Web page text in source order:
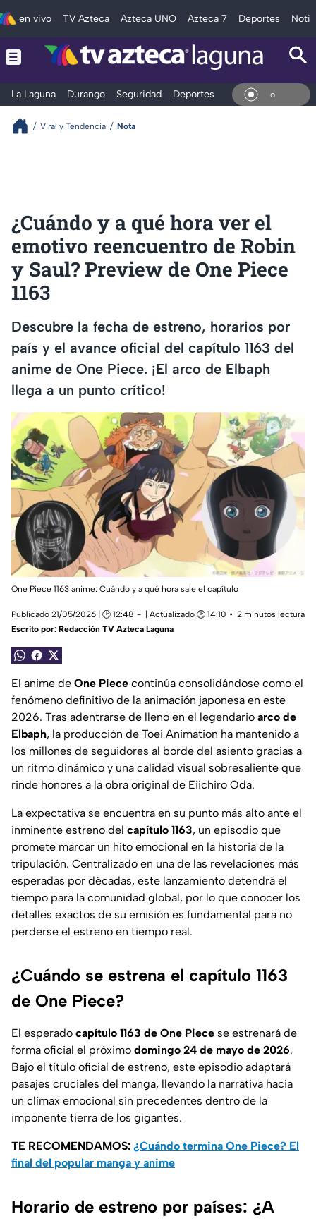
en vivo TV Azteca Azteca UNO Azteca 7 Deportes
La Laguna Durango Seguridad Deportes EntretenimientoEn
Viral y Tendencia Nota
¿Cuándo y a qué hora ver el
emotivo reencuentro de Robin
y Saul? Preview de One Piece
1163
Descubre la fecha de estreno, horarios por
país y el avance oficial del capítulo 1163 del
anime de One Piece. ¡El arco de Elbaph
llega a un punto crítico!
One Piece 1163 anime: Cuándo y a qué hora sale el capítulo
Publicado 21/05/2026 | 🕑 12:48 | Actualizado 🕑 14:10
2 minutos lectura
Escrito por: Redacción TV Azteca Laguna
El anime de One Piece continúa consolidándose como el
fenómeno definitivo de la animación japonesa en este
2026. Tras adentrarse de lleno en el legendario arco de
Elbaph, la producción de Toei Animation ha mantenido a
los millones de seguidores al borde del asiento gracias a
un ritmo dinámico y una calidad visual sobresaliente que
rinde honores a la obra original de Eiichiro Oda.
La expectativa se encuentra en su punto más alto ante el
inminente estreno del capítulo 1163, un episodio que
promete marcar un hito emocional en la historia de la
tripulación. Centralizado en una de las revelaciones más
esperadas por décadas, este lanzamiento detendrá el
tiempo para la comunidad global, por lo que conocer los
detalles exactos de su emisión es fundamental para no
perderse el estreno en tiempo real.
¿Cuándo se estrena el capítulo 1163
de One Piece?
El esperado capítulo 1163 de One Piece se estrenará de
forma oficial el próximo domingo 24 de mayo de 2026.
Bajo el título oficial de estreno, este episodio adaptará
pasajes cruciales del manga, llevando la narrativa hacia
un clímax emocional sin precedentes dentro de la
imponente tierra de los gigantes.
TE RECOMENDAMOS: ¿Cuándo termina One Piece? El
final del popular manga y anime
Horario de estreno por países: ¿A